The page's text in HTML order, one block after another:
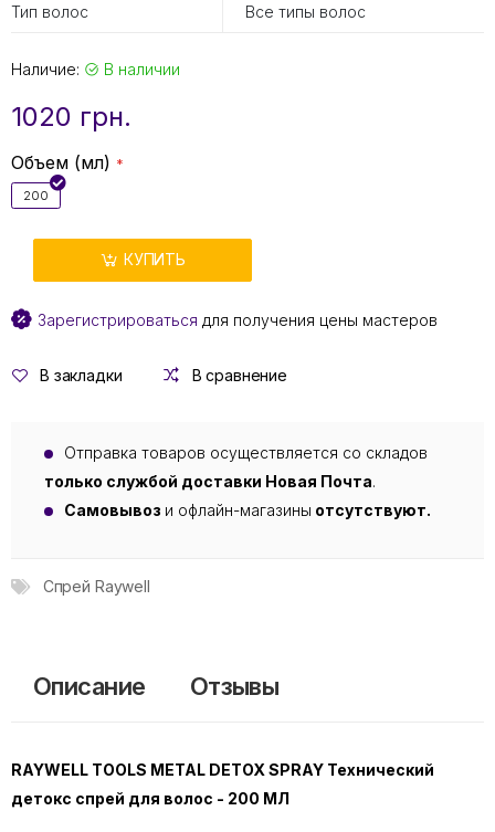
Тип волос Все типы волос
Наличие: В наличии
1020 грн.
Объем (мл)
200
КУПИТЬ
Зарегистрироваться для получения цены мастеров
В закладки В сравнение
Отправка товаров осуществляется со складов
только службой доставки Новая Почта.
Самовывоз и офлайн-магазины отсутствуют.
Спрей Raywell
Описание Отзывы
RAYWELL TOOLS METAL DETOX SPRAY Технический
детокс спрей для волос - 200 МЛ